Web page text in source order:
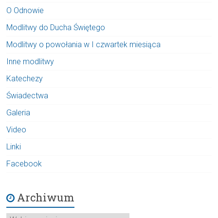
O Odnowie
Modlitwy do Ducha Świętego
Modlitwy o powołania w I czwartek miesiąca
Inne modlitwy
Katechezy
Świadectwa
Galeria
Video
Linki
Facebook
Archiwum